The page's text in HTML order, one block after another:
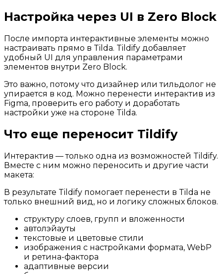
Настройка через UI в Zero Block
После импорта интерактивные элементы можно
настраивать прямо в Tilda. Tildify добавляет
удобный UI для управления параметрами
элементов внутри Zero Block.
Это важно, потому что дизайнер или тильдолог не
упирается в код. Можно перенести интерактив из
Figma, проверить его работу и доработать
настройки уже на стороне Tilda.
Что еще переносит Tildify
Интерактив — только одна из возможностей Tildify.
Вместе с ним можно переносить и другие части
макета:
В результате Tildify помогает перенести в Tilda не
только внешний вид, но и логику сложных блоков.
структуру слоев, групп и вложенности
автолэйауты
текстовые и цветовые стили
изображения с настройками формата, WebP
и ретина-фактора
адаптивные версии